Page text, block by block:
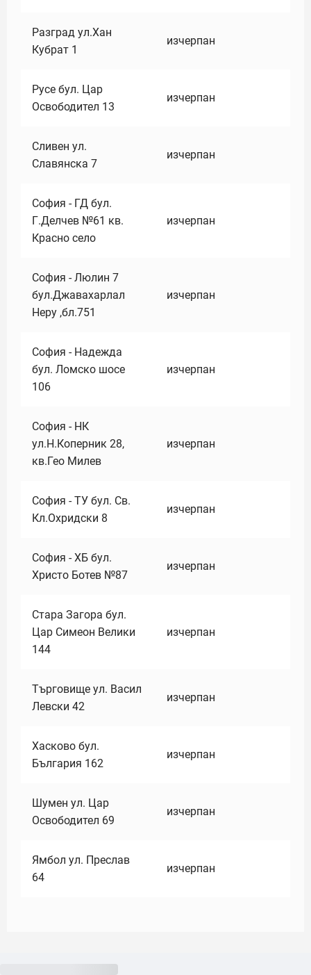
Разград ул.Хан
Кубрат 1
изчерпан
Русе бул. Цар
Освободител 13
изчерпан
Сливен ул.
Славянска 7
изчерпан
София - ГД бул.
Г.Делчев №61 кв.
Красно село
изчерпан
София - Люлин 7
бул.Джавахарлал
Неру ,бл.751
изчерпан
София - Надежда
бул. Ломско шосе
106
изчерпан
София - НК
ул.Н.Коперник 28,
кв.Гео Милев
изчерпан
София - ТУ бул. Св.
Кл.Охридски 8
изчерпан
София - ХБ бул.
Христо Ботев №87
изчерпан
Стара Загора бул.
Цар Симеон Велики
144
изчерпан
Търговище ул. Васил
Левски 42
изчерпан
Хасково бул.
България 162
изчерпан
Шумен ул. Цар
Освободител 69
изчерпан
Ямбол ул. Преслав
64
изчерпан